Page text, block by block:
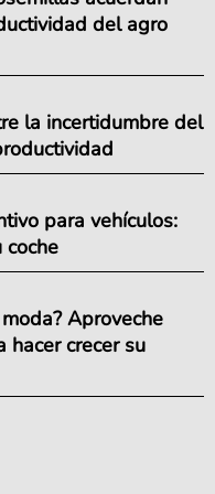
del agro
la incertidumbre del
para vehículos:
Aproveche
hacer crecer su